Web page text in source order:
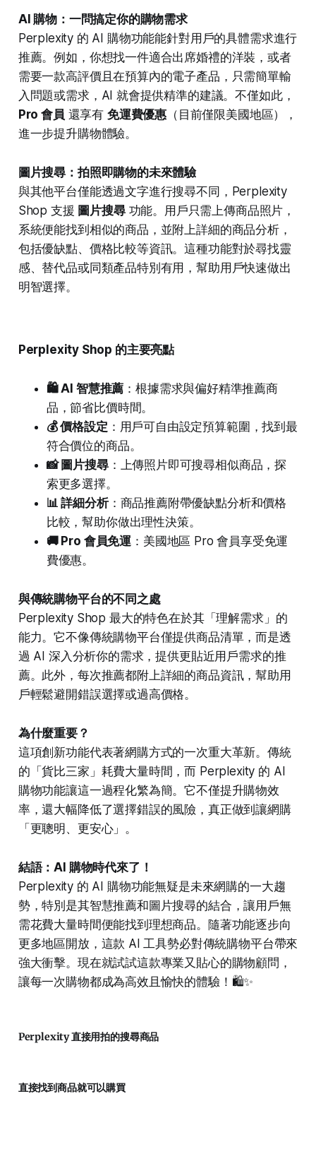
AI 購物：一問搞定你的購物需求
Perplexity 的 AI 購物功能能針對用戶的具體需求進行
推薦。例如，你想找一件適合出席婚禮的洋裝，或者
需要一款高評價且在預算內的電子產品，只需簡單輸
入問題或需求，AI 就會提供精準的建議。不僅如此，
Pro 會員 還享有 免運費優惠 （目前僅限美國地區），
進一步提升購物體驗。
圖片搜尋：拍照即購物的未來體驗
與其他平台僅能透過文字進行搜尋不同，Perplexity
Shop 支援 圖片搜尋功能。用戶只需上傳商品照片，
系統便能找到相似的商品，並附上詳細的商品分析，
包括優缺點、價格比較等資訊。這種功能對於尋找靈
感、替代品或同類產品特別有用，幫助用戶快速做出
明智選擇。
Perplexity Shop 的主要亮點
🛍️ AI 智慧推薦 ：根據需求與偏好精準推薦商
品，節省比價時間。
💰 價格設定 ：用戶可自由設定預算範圍，找到最
符合價位的商品。
📸 圖片搜尋：上傳照片即可搜尋相似商品，探
索更多選擇。
📊 詳細分析：商品推薦附帶優缺點分析和價格
比較，幫助你做出理性決策。
🚚 Pro 會員免運 ：美國地區 Pro 會員享受免運
費優惠。
與傳統購物平台的不同之處
Perplexity Shop 最大的特色在於其「理解需求」的
能力。它不像傳統購物平台僅提供商品清單，而是透
過 AI 深入分析你的需求，提供更貼近用戶需求的推
薦。此外，每次推薦都附上詳細的商品資訊，幫助用
戶輕鬆避開錯誤選擇或過高價格。
為什麼重要？
這項創新功能代表著網購方式的一次重大革新。傳統
的「貨比三家」耗費大量時間，而 Perplexity 的 AI
購物功能讓這一過程化繁為簡。它不僅提升購物效
率，還大幅降低了選擇錯誤的風險，真正做到讓網購
「更聰明、更安心」。
結語：AI 購物時代來了！
Perplexity 的 AI 購物功能無疑是未來網購的一大趨
勢，特別是其智慧推薦和圖片搜尋的結合，讓用戶無
需花費大量時間便能找到理想商品。隨著功能逐步向
更多地區開放，這款 AI 工具勢必對傳統購物平台帶來
強大衝擊。現在就試試這款專業又貼心的購物顧問，
讓每一次購物都成為高效且愉快的體驗！🛍️✨
Perplexity 直接用拍的搜尋商品
直接找到商品就可以購買